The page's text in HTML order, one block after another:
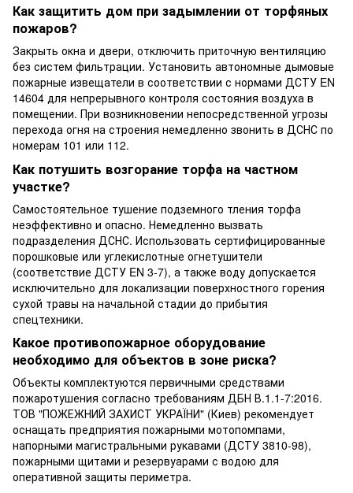
Как защитить дом при задымлении от торфяных
пожаров?
Закрыть окна и двери, отключить приточную вентиляцию
без систем фильтрации. Установить автономные дымовые
пожарные извещатели в соответствии с нормами ДСТУ EN
14604 для непрерывного контроля состояния воздуха в
помещении. При возникновении непосредственной угрозы
перехода огня на строения немедленно звонить в ДСНС по
номерам 101 или 112.
Как потушить возгорание торфа на частном
участке?
Самостоятельное тушение подземного тления торфа
неэффективно и опасно. Немедленно вызвать
подразделения ДСНС. Использовать сертифицированные
порошковые или углекислотные огнетушители
(соответствие ДСТУ EN 3-7), а также воду допускается
исключительно для локализации поверхностного горения
сухой травы на начальной стадии до прибытия
спецтехники.
Какое противопожарное оборудование
необходимо для объектов в зоне риска?
Объекты комплектуются первичными средствами
пожаротушения согласно требованиям ДБН В.1.1-7:2016.
ТОВ "ПОЖЕЖНИЙ ЗАХИСТ УКРАЇНИ" (Киев) рекомендует
оснащать предприятия пожарными мотопомпами,
напорными магистральными рукавами (ДСТУ 3810-98),
пожарными щитами и резервуарами с водою для
оперативной защиты периметра.